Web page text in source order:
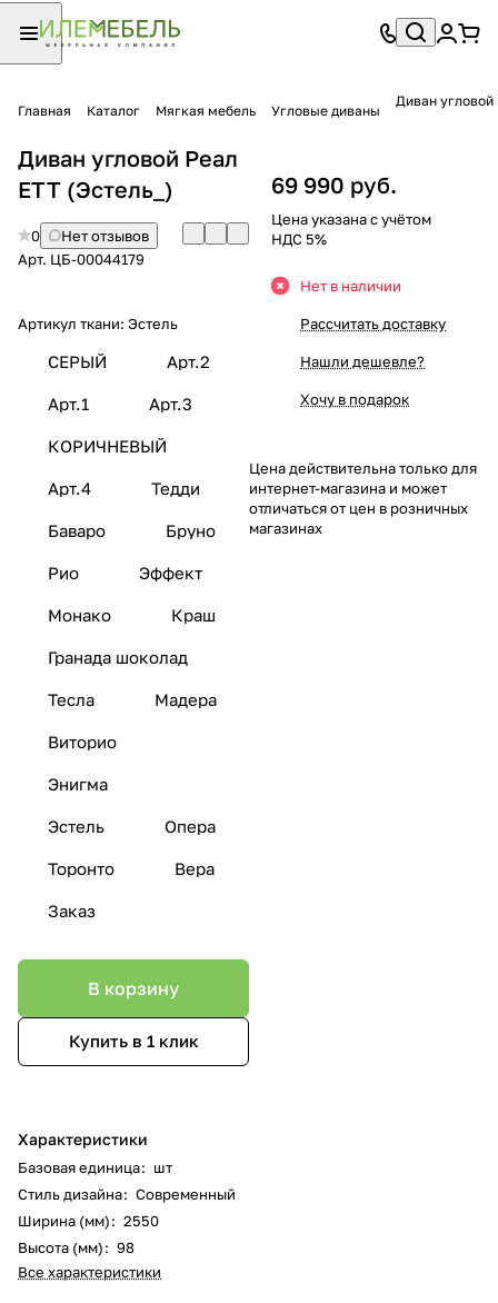
Главная Каталог Мягкая мебель Угловые диваны
Диван угловой
Диван угловой Реал
ЕТТ (Эстель_)
0
Нет отзывов
Арт. ЦБ-00044179
Артикул ткани: Эстель
СЕРЫЙ Арт.2
Арт.1 Арт.3
КОРИЧНЕВЫЙ
Арт.4 Тедди
Баваро Бруно
Рио Эффект
Монако Краш
Гранада шоколад
Тесла Мадера
Виторио
Энигма
Эстель Опера
Торонто Вера
Заказ
В корзину
Купить в 1 клик
Характеристики
Базовая единица: шт
Стиль дизайна: Современный
Ширина (мм): 2550
Высота (мм): 98
Все характеристики
69 990 руб.
Цена указана с учётом
НДС 5%
Нет в наличии
Рассчитать доставку
Нашли дешевле?
Хочу в подарок
Цена действительна только для
интернет-магазина и может
отличаться от цен в розничных
магазинах